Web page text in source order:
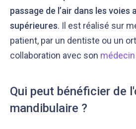
passage de l’air dans les voies
supérieures. Il est réalisé sur
patient, par un dentiste ou un
collaboration avec son
Qui peut bénéficier de
mandibulaire ?